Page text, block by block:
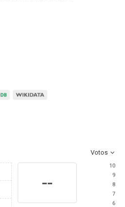
Votos
--
10
9
8
7
6